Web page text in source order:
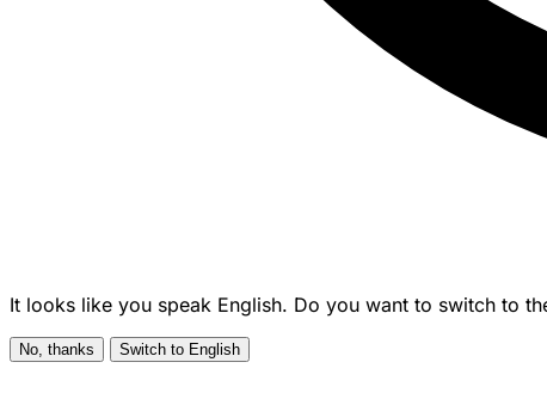
It looks like you speak English. Do you want to switch to
No, thanks Switch to English